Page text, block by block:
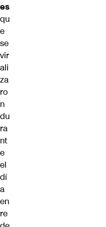
es
qu
e
se
vir
ali
za
ro
n
du
ra
nt
e
el
dí
a
en
re